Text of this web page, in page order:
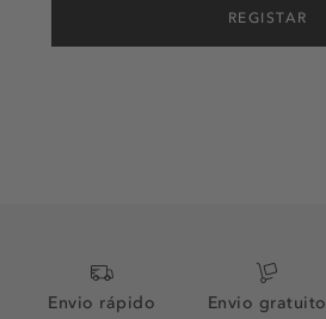
REGISTAR
Envio rápido
Envio gratuito